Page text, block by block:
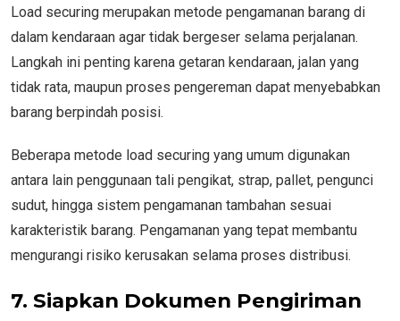
Load securing merupakan metode pengamanan barang di
dalam kendaraan agar tidak bergeser selama perjalanan.
Langkah ini penting karena getaran kendaraan, jalan yang
tidak rata, maupun proses pengereman dapat menyebabkan
barang berpindah posisi.
Beberapa metode load securing yang umum digunakan
antara lain penggunaan tali pengikat, strap, pallet, pengunci
sudut, hingga sistem pengamanan tambahan sesuai
karakteristik barang. Pengamanan yang tepat membantu
mengurangi risiko kerusakan selama proses distribusi.
7. Siapkan Dokumen Pengiriman